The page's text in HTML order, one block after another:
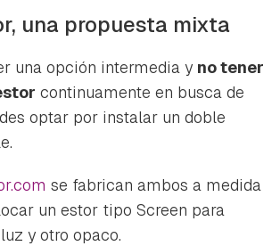
una propuesta mixta
una opción intermedia y no tener
continuamente en busca de
optar por instalar un doble
se fabrican ambos a medida
un estor tipo Screen para
y otro opaco.